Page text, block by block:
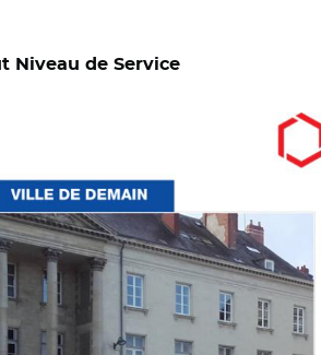
Niveau de Service